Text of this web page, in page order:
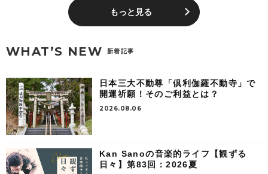
もっと見る
WHAT’S NEW 新着記事
日本三大不動尊「倶利伽羅不動寺」で
開運祈願！そのご利益とは？
2026.08.06
Kan Sanoの音楽的ライフ【観ずる
日々】第83回：2026夏